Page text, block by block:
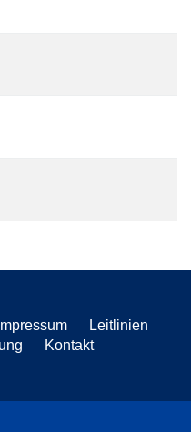
Impressum
Leitlinien
Kontakt